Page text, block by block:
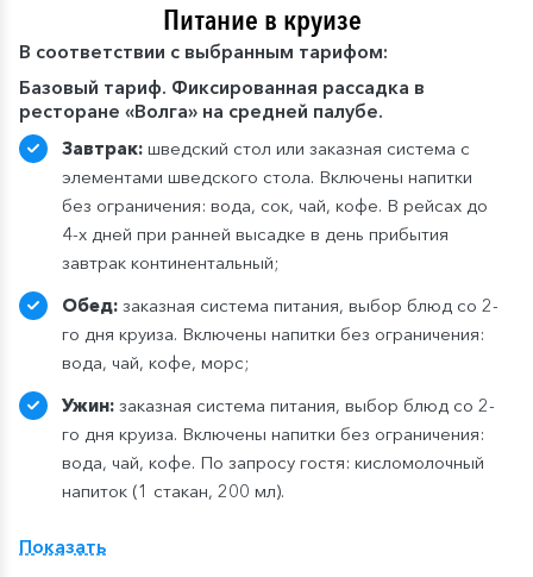
Питание в круизе
В соответствии с выбранным тарифом:
Базовый тариф. Фиксированная рассадка в
ресторане «Волга» на средней палубе.
Завтрак: шведский стол или заказная система с
элементами шведского стола. Включены напитки
без ограничения: вода, сок, чай, кофе. В рейсах до
4-х дней при ранней высадке в день прибытия
завтрак континентальный;
Обед: заказная система питания, выбор блюд со 2-
го дня круиза. Включены напитки без ограничения:
вода, чай, кофе, морс;
Ужин: заказная система питания, выбор блюд со 2-
го дня круиза. Включены напитки без ограничения:
вода, чай, кофе. По запросу гостя: кисломолочный
напиток (1 стакан, 200 мл).
ресторане «Нева» на шлюпочной палу
Показать